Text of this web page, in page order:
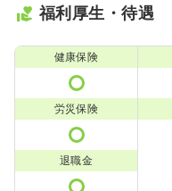
福利厚生・待遇
健康保険
労災保険
退職金